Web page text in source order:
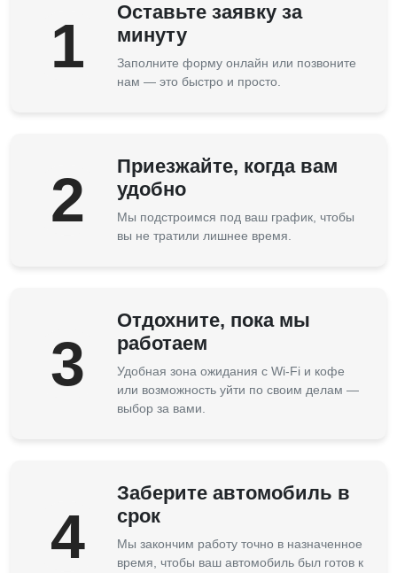
1
Оставьте заявку за
минуту
Заполните форму онлайн или позвоните
нам — это быстро и просто.
2
Приезжайте, когда вам
удобно
Мы подстроимся под ваш график, чтобы
вы не тратили лишнее время.
3
Отдохните, пока мы
работаем
Удобная зона ожидания с Wi-Fi и кофе
или возможность уйти по своим делам —
выбор за вами.
4
Заберите автомобиль в
срок
Мы закончим работу точно в назначенное
время, чтобы ваш автомобиль был готов к